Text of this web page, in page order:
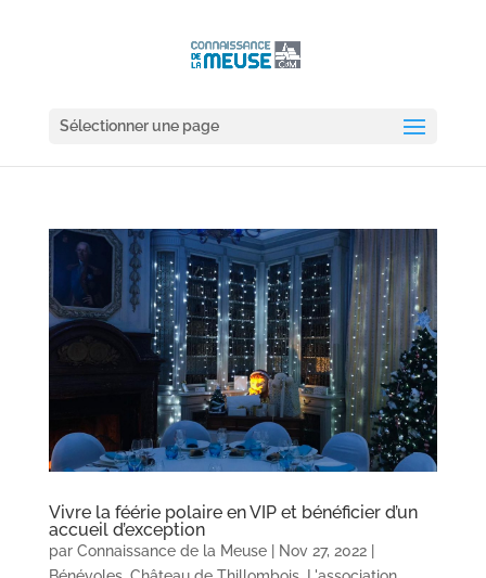
Sélectionner une page
Vivre la féérie polaire en VIP et bénéficier d’un
accueil d’exception
par Connaissance de la Meuse| Nov 27, 2022|